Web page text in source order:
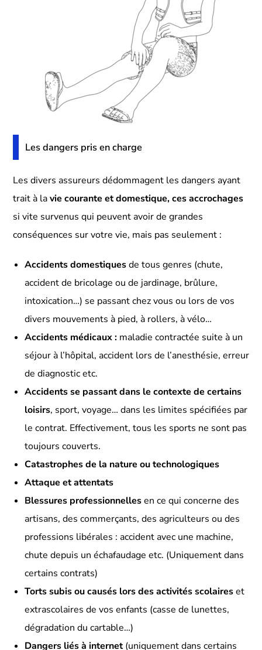
Les dangers pris en charge
Les divers assureurs dédommagent les dangers ayant
trait à lavie courante et domestique, ces accrochages
si vite survenus qui peuvent avoir de grandes
conséquences sur votre vie, mais pas seulement :
Accidents domestiquesde tous genres (chute,
accident de bricolage ou de jardinage, brûlure,
intoxication…) se passant chez vous ou lors de vos
divers mouvements à pied, à rollers, à vélo…
Accidents médicaux : maladie contractée suite à un
séjour à l’hôpital, accident lors de l’anesthésie, erreur
de diagnostic etc.
Accidents se passant dans le contexte de certains
loisirs, sport, voyage… dans les limites spécifiées par
le contrat. Effectivement, tous les sports ne sont pas
toujours couverts.
Catastrophes de la nature ou technologiques
Attaque et attentats
Blessures professionnellesen ce qui concerne des
artisans, des commerçants, des agriculteurs ou des
professions libérales : accident avec une machine,
chute depuis un échafaudage etc. (Uniquement dans
certains contrats)
Torts subis ou causés lors des activités scolaireset
extrascolaires de vos enfants (casse de lunettes,
dégradation du cartable…)
Dangers liés à internet(uniquement dans certains